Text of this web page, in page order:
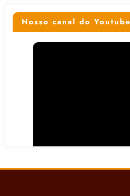
Nosso canal do Youtube